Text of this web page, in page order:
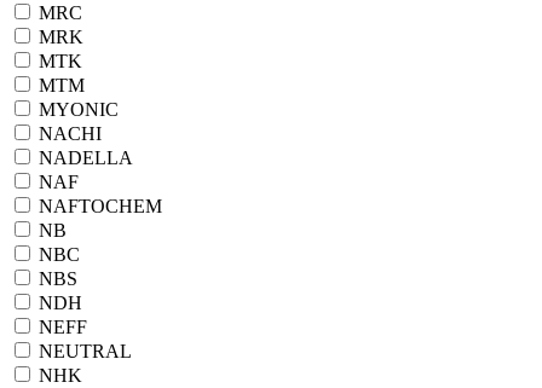
MRC
MRK
MTK
MTM
MYONIC
NACHI
NADELLA
NAF
NAFTOCHEM
NB
NBC
NBS
NDH
NEFF
NEUTRAL
NHK